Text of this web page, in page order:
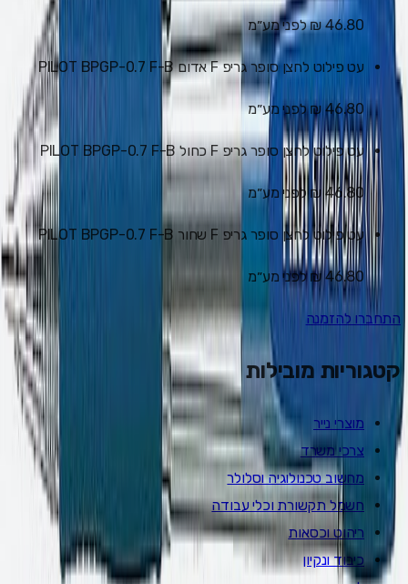
46.80 ₪ לפני מע״מ
עט פילוט לחצן סופר גריפ F אדום PILOT BPGP-0.7 F-B
46.80 ₪ לפני מע״מ
עט פילוט לחצן סופר גריפ F כחול PILOT BPGP-0.7 F-B
46.80 ₪ לפני מע״מ
עט פילוט לחצן סופר גריפ F שחור PILOT BPGP-0.7 F-B
46.80 ₪ לפני מע״מ
התחברו להזמנה
קטגוריות מובילות
מוצרי נייר
צרכי משרד
מחשוב טכנולוגיה וסלולר
חשמל תקשורת וכלי עבודה
ריהוט וכסאות
כיבוד ונקיון